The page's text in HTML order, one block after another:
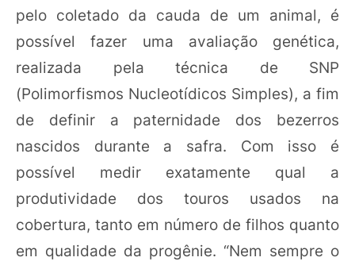
pelo coletado da cauda de um animal, é
possível fazer uma avaliação genética,
realizada pela técnica de SNP
(Polimorfismos Nucleotídicos Simples), a fim
de definir a paternidade dos bezerros
nascidos durante a safra. Com isso é
possível medir exatamente qual a
produtividade dos touros usados na
cobertura, tanto em número de filhos quanto
em qualidade da progênie. “Nem sempre o